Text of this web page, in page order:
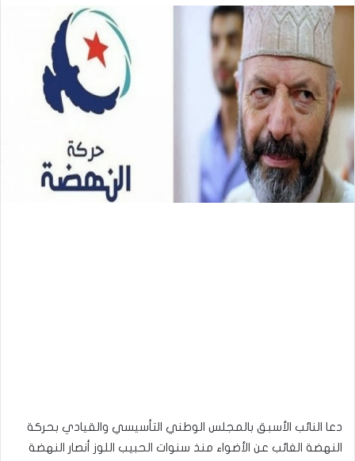
دعا النائب الأسبق بالمجلس الوطني التأسيسي والقيادي بحركة
النهضة الغائب عن الأضواء منذ سنوات الحبيب اللوز أنصار النهضة